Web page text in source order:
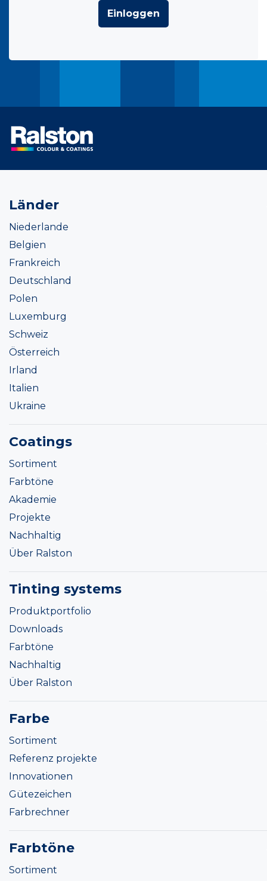
Einloggen
Länder
Niederlande
Belgien
Frankreich
Deutschland
Polen
Luxemburg
Schweiz
Österreich
Irland
Italien
Ukraine
Coatings
Sortiment
Farbtöne
Akademie
Projekte
Nachhaltig
Über Ralston
Tinting systems
Produktportfolio
Downloads
Farbtöne
Nachhaltig
Über Ralston
Farbe
Sortiment
Referenz projekte
Innovationen
Gütezeichen
Farbrechner
Farbtöne
Sortiment